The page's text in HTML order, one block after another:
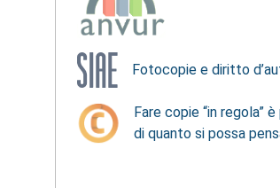
Fotocopie e diritto
Fare copie “in regola”
di quanto si possa